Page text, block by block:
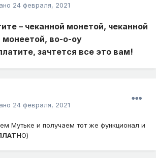
24 февраля, 2021
– чеканной монетой, чеканной
монеетой, во-о-оу
зачтется все это вам!
24 февраля, 2021
Мутьке и получаем тот же функционал и
О)